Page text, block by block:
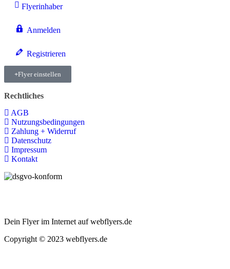
Flyerinhaber
Anmelden
Registrieren
Flyer einstellen
Rechtliches
AGB
Nutzungsbedingungen
Zahlung + Widerruf
Datenschutz
Impressum
Kontakt
Dein Flyer im Internet auf webflyers.de
Copyright © 2023 webflyers.de